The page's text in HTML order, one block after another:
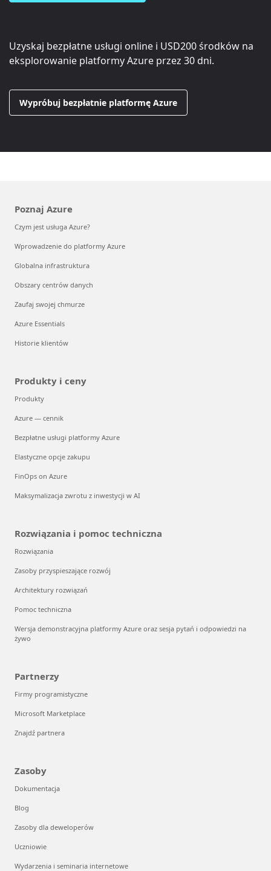
Uzyskaj bezpłatne usługi online i USD200środków na
eksplorowanie platformy Azure przez 30 dni.
Wypróbuj bezpłatnie platformę Azure
Poznaj Azure
Czym jest usługa Azure?
Wprowadzenie do platformy Azure
Globalna infrastruktura
Obszary centrów danych
Zaufaj swojej chmurze
Azure Essentials
Historie klientów
Produkty i ceny
Produkty
Azure — cennik
Bezpłatne usługi platformy Azure
Elastyczne opcje zakupu
FinOps on Azure
Maksymalizacja zwrotu z inwestycji w AI
Rozwiązania i pomoc techniczna
Rozwiązania
Zasoby przyspieszające rozwój
Architektury rozwiązań
Pomoc techniczna
Wersja demonstracyjna platformy Azure oraz sesja pytań i odpowiedzi na
żywo
Partnerzy
Firmy programistyczne
Microsoft Marketplace
Znajdź partnera
Zasoby
Dokumentacja
Blog
Zasoby dla deweloperów
Uczniowie
Wydarzenia i seminaria internetowe